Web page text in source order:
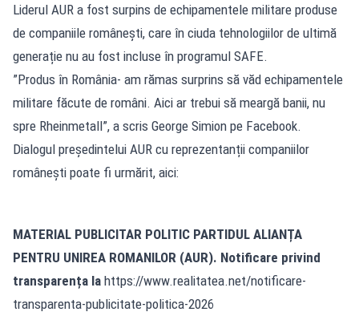
Liderul AUR a fost surpins de echipamentele militare produse
de companiile românești, care în ciuda tehnologiilor de ultimă
generație nu au fost incluse în programul SAFE.
”Produs în România- am rămas surprins să văd echipamentele
militare făcute de români. Aici ar trebui să meargă banii, nu
spre Rheinmetall”, a scris George Simion pe Facebook.
Dialogul președintelui AUR cu reprezentanții companiilor
românești poate fi urmărit, aici:
MATERIAL PUBLICITAR POLITIC PARTIDUL ALIANȚA
PENTRU UNIREA ROMANILOR (AUR). Notificare privind
transparența la https://www.realitatea.net/notificare-
transparenta-publicitate-politica-2026